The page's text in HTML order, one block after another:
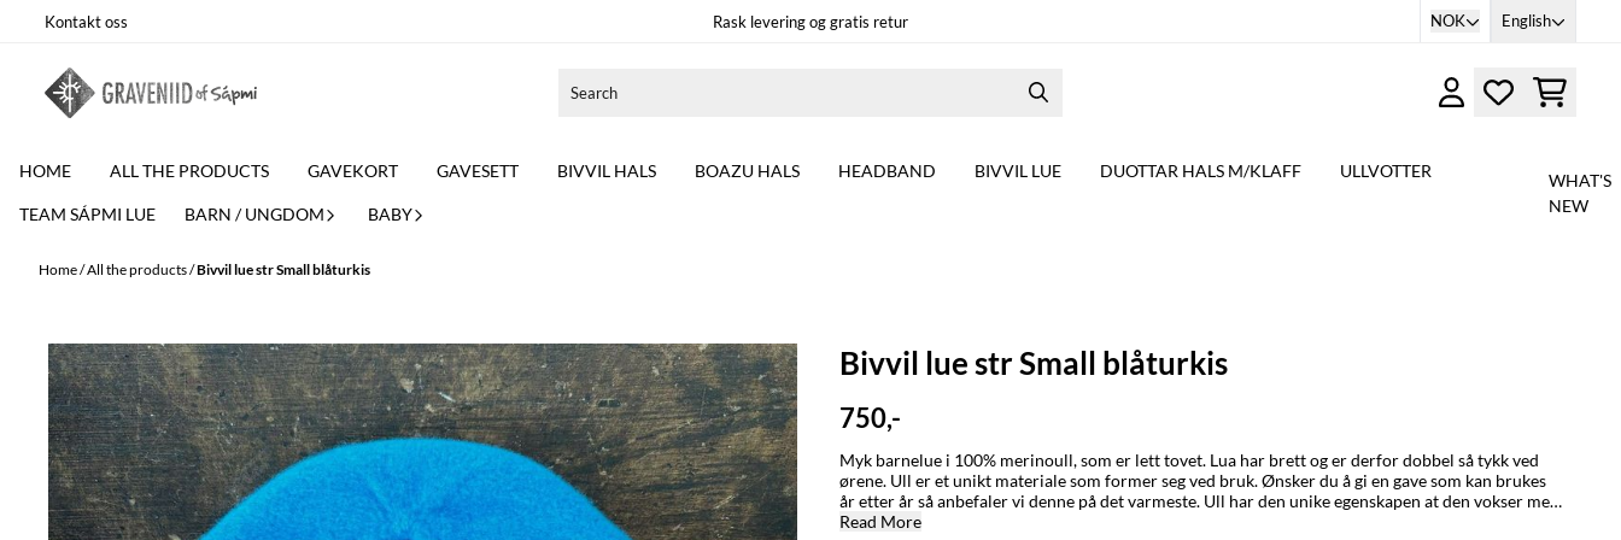
Skip to content
Kontakt oss Rask levering og gratis retur NOK English
HOME ALL THE PRODUCTS GAVEKORT GAVESETT BIVVIL HALS BOAZU HALS HEADBAND BIVVIL LUE DUOTTAR HALS M/KLAFF ULLVOTTER
TEAM SÁPMI LUE BARN / UNGDOM BABY
WHAT'S
NEW
Home/All the products/Bivvil lue str Small blåturkis
Bivvil lue str Small blåturkis
750,-
Myk barnelue i 100% merinoull, som er lett tovet. Lua har brett og er derfor dobbel så tykk ved
ørene. Ull er et unikt materiale som former seg ved bruk. Ønsker du å gi en gave som kan brukes
år etter år så anbefaler vi denne på det varmeste. Ull har den unike egenskapen at den vokser med
barnet når plagget brukes. Graveniid-logo på siden. STØRRELSE/STURRODAT: 1-3 år / jagi (ca
Read More